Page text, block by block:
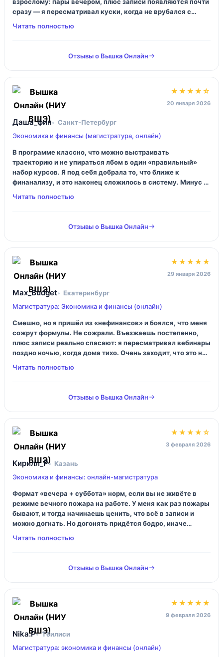
взрослому: пары вечером, плюс записи появляются почти
сразу — я пересматривал куски, когда не врубался с
первого захода. И да, нагрузка ощутимая, не про
Отзывы о Вышка Онлайн
★★★★☆
20 января 2026
Даша_фин
Санкт‑Петербург
Экономика и финансы (магистратура, онлайн)
В программе классно, что можно выстраивать
траекторию и не упираться лбом в один «правильный»
набор курсов. Я под себя добрала то, что ближе к
финанализу, и это наконец сложилось в систему. Минус —
если вы привыкли, что вас ведут за ручку, будет тяжко:
Отзывы о Вышка Онлайн
★★★★★
29 января 2026
Max_Budget
Екатеринбург
Магистратура: Экономика и финансы (онлайн)
Смешно, но я пришёл из «нефинансов» и боялся, что меня
сожрут формулы. Не сожрали. Въезжаешь постепенно,
плюс записи реально спасают: я пересматривал вебинары
поздно ночью, когда дома тихо. Очень заходит, что это не
«чистая теория», в заданиях постоянно приземляют на
Отзывы о Вышка Онлайн
★★★★☆
3 февраля 2026
Кирилл_Р
Казань
Экономика и финансы: онлайн-магистратура
Формат «вечера + суббота» норм, если вы не живёте в
режиме вечного пожара на работе. У меня как раз пожары
бывают, и тогда начинаешь ценить, что всё в записи и
можно догнать. Но догонять придётся бодро, иначе
накапливается. По ощущениям — это реально учёба, не
Отзывы о Вышка Онлайн
★★★★★
9 февраля 2026
Nika.P
Тбилиси
Магистратура: экономика и финансы (онлайн)